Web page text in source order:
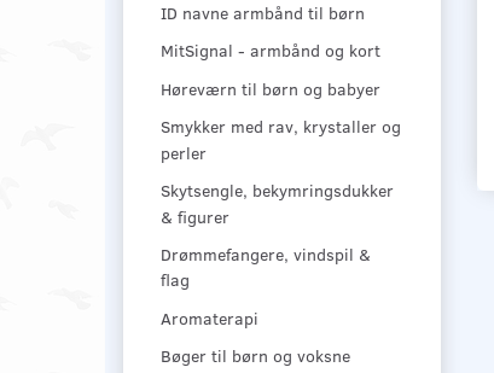
ID navne armbånd til børn
MitSignal - armbånd og kort
Høreværn til børn og babyer
Smykker med rav, krystaller og
perler
Skytsengle, bekymringsdukker
& figurer
Drømmefangere, vindspil &
flag
Aromaterapi
Bøger til børn og voksne